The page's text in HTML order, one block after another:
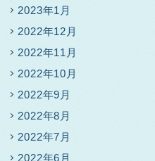
2023年1月
2022年12月
2022年11月
2022年10月
2022年9月
2022年8月
2022年7月
2022年6月